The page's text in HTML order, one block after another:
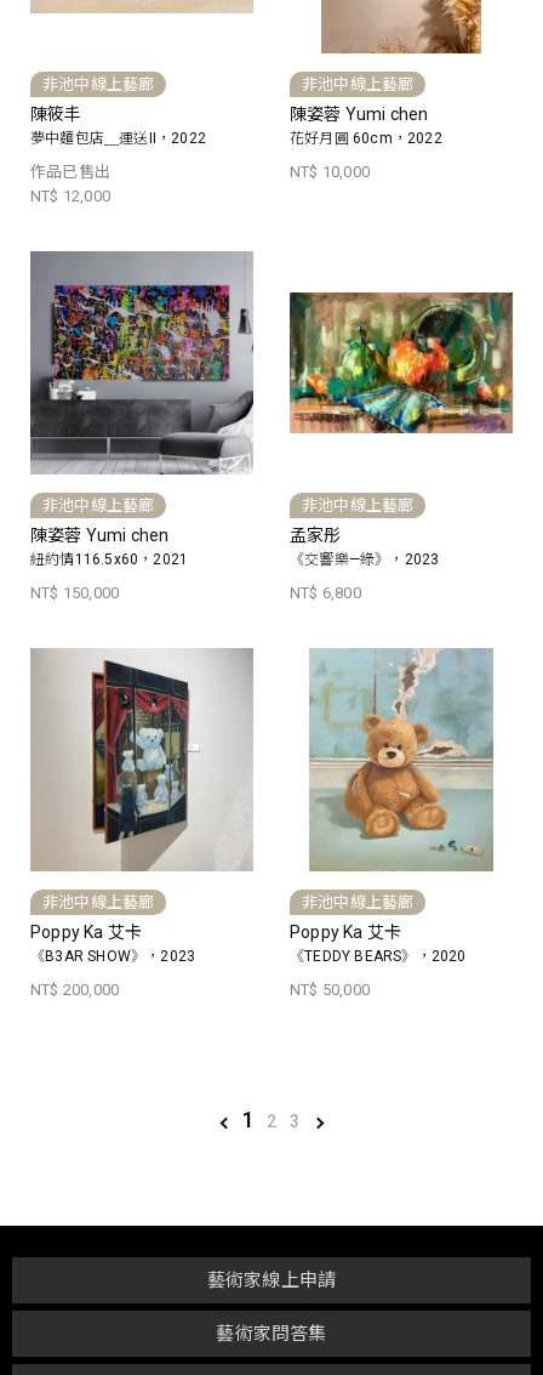
非池中線上藝廊
陳筱丰
夢中麵包店＿運送II，2022
作品已售出
NT$ 12,000
非池中線上藝廊
陳姿蓉 Yumi chen
花好月圓 60cm，2022
NT$ 10,000
非池中線上藝廊
陳姿蓉 Yumi chen
紐約情116.5x60，2021
NT$ 150,000
非池中線上藝廊
孟家彤
《交響樂—綠》，2023
NT$ 6,800
非池中線上藝廊
Poppy Ka 艾卡
《B3AR SHOW》，2023
NT$ 200,000
非池中線上藝廊
Poppy Ka 艾卡
《TEDDY BEARS》，2020
NT$ 50,000
1 2 3
藝術家問答集
藝術家線上申請